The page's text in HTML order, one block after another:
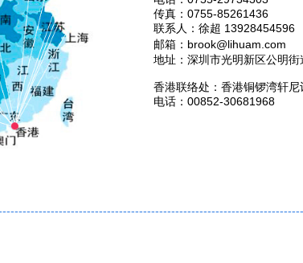
传真：0755-85261436
联系人：徐超
邮箱：brook@lihuam.com
地址：深圳市光明新区公明
香港联络处：香港铜锣湾轩
电话：00852-30681968